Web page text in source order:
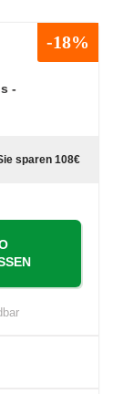
-18%
-
sparen 108€